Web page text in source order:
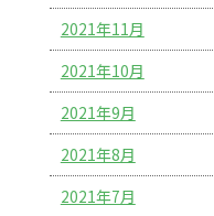
2021年11月
2021年10月
2021年9月
2021年8月
2021年7月